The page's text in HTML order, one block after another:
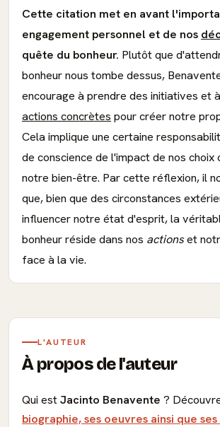
Cette citation met en avant
engagement personnel et de nos
quête du bonheur. Plutôt que
bonheur nous tombe dessus,
encourage à prendre des initiatives et
actions concrètes pour créer notre
Cela implique une certaine
de conscience de l'impact de nos choix
notre bien-être. Par cette réflexion, il
que, bien que des circonstances
influencer notre état d'esprit, la
bonheur réside dans nos actionset
face à la vie.
L'AUTEUR
À propos de l'auteur
Qui estJacinto Benavente ?
biographie, ses oeuvres ainsi que